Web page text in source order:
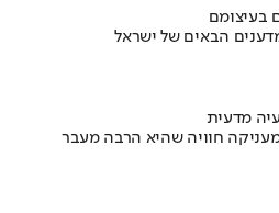
בעיצומם
הבאים של ישראל
מדעית
חוויה שהיא הרבה מעבר